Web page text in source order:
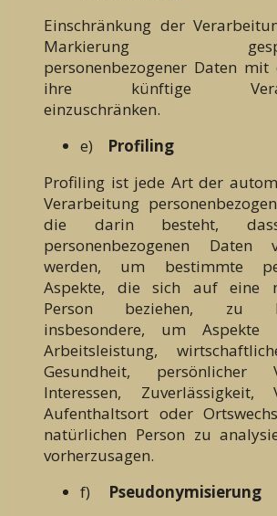
Einschränkung der
Markierung
personenbezogener Daten mit
ihre künftige
einzuschränken.
e) Profiling
Profiling ist jede Art der
Verarbeitung
die darin besteht,
personenbezogenen Daten
werden, um bestimmte
Aspekte, die sich auf eine
Person beziehen, zu
insbesondere, um Aspekte
Arbeitsleistung,
Gesundheit, persönlicher
Interessen, Zuverlässigkeit,
Aufenthaltsort oder
natürlichen Person zu
vorherzusagen.
f) Pseudonymisierung